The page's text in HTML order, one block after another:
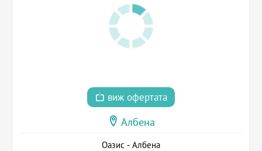
виж офертата
Албена
Оазис - Албена